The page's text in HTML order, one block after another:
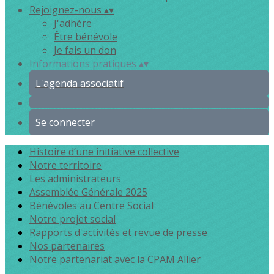
Rejoignez-nous ▴▾
J'adhère
Être bénévole
Je fais un don
Informations pratiques ▴▾
L'agenda associatif
Se connecter
Histoire d’une initiative collective
Notre territoire
Les administrateurs
Assemblée Générale 2025
Bénévoles au Centre Social
Notre projet social
Rapports d'activités et revue de presse
Nos partenaires
Notre partenariat avec la CPAM Allier